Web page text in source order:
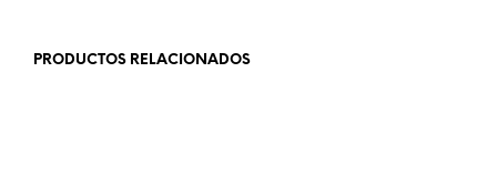
PRODUCTOS RELACIONADOS